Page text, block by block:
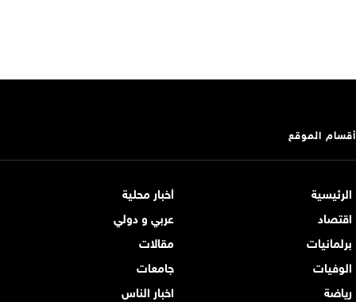
أقسام الموقع
الرئيسية
أخبار محلية
اقتصاد
عربي و دولي
برلمانيات
مقالات
الوفيات
جامعات
رياضة
اخبار الناس